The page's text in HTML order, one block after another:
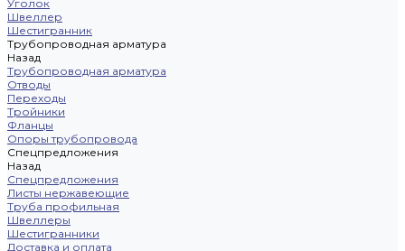
Уголок
Швеллер
Шестигранник
Трубопроводная арматура
Назад
Трубопроводная арматура
Отводы
Переходы
Тройники
Фланцы
Опоры трубопровода
Спецпредложения
Назад
Спецпредложения
Листы нержавеющие
Труба профильная
Швеллеры
Шестигранники
Доставка и оплата